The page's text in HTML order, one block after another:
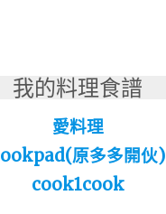
我的料理食譜
愛料理
原多多開伙)
cook1cook